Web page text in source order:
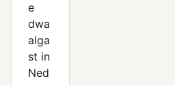
e
dwa
alga
st in
Ned